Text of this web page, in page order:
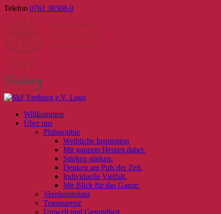
Skip
Telefon 0761 38508-0
Willkommen
Über uns
Philosophie
Weibliche Inspiration
Mit ganzem Herzen dabei.
Stärken stärken.
Denken am Puls der Zeit.
Individuelle Vielfalt.
Mit Blick für das Ganze.
Vereinsstruktur
Transparenz
Umwelt und Gesundheit